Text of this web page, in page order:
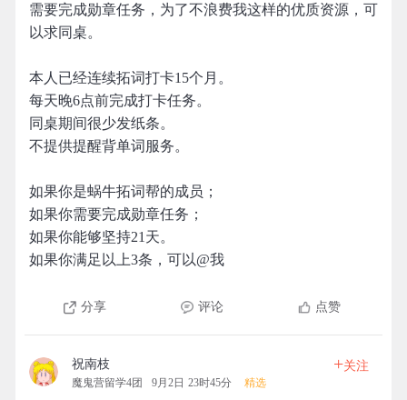
需要完成勋章任务，为了不浪费我这样的优质资源，可
以求同桌。
本人已经连续拓词打卡15个月。
每天晚6点前完成打卡任务。
同桌期间很少发纸条。
不提供提醒背单词服务。
如果你是蜗牛拓词帮的成员；
如果你需要完成勋章任务；
如果你能够坚持21天。
如果你满足以上3条，可以@我
分享 评论 点赞
祝南枝
魔鬼营留学4团 9月2日 23时45分 精选
+关注